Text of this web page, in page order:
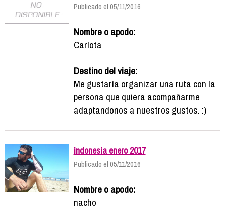
Publicado el 05/11/2016
Nombre o apodo:
Carlota
Destino del viaje:
Me gustaría organizar una ruta con la
persona que quiera acompañarme
adaptandonos a nuestros gustos. :)
indonesia enero 2017
Publicado el 05/11/2016
Nombre o apodo:
nacho